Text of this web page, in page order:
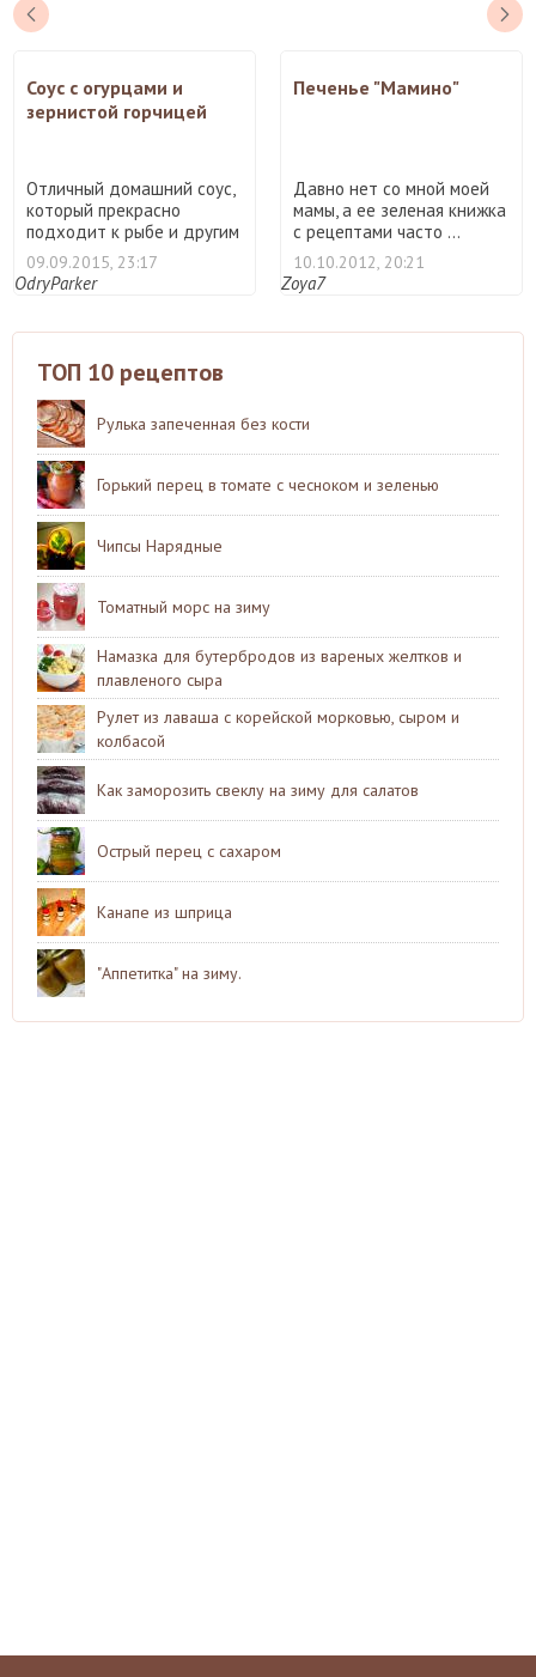
Соус с огурцами и
зернистой горчицей
Отличный домашний соус,
который прекрасно
подходит к рыбе и другим
б ...
09.09.2015, 23:17
OdryParker
Печенье "Мамино"
Давно нет со мной моей
мамы, а ее зеленая книжка
с рецептами часто ...
10.10.2012, 20:21
Zoya7
ТОП 10 рецептов
Рулька запеченная без кости
Горький перец в томате с чесноком и зеленью
Чипсы Нарядные
Томатный морс на зиму
Намазка для бутербродов из вареных желтков и
плавленого сыра
Рулет из лаваша с корейской морковью, сыром и
колбасой
Как заморозить свеклу на зиму для салатов
Острый перец с сахаром
Канапе из шприца
"Аппетитка" на зиму.